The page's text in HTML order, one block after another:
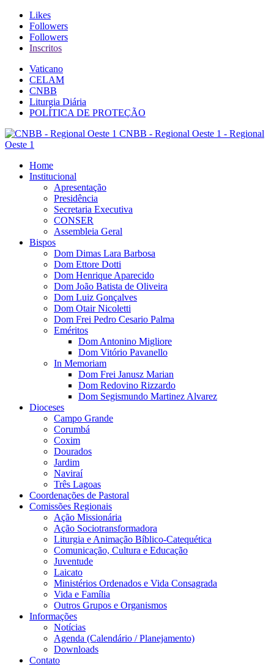
Likes
Followers
Followers
Inscritos
Vaticano
CELAM
CNBB
Liturgia Diária
POLÍTICA DE PROTEÇÃO
CNBB - Regional Oeste 1 - Regional
Oeste 1
Home
Institucional
Apresentação
Presidência
Secretaria Executiva
CONSER
Assembleia Geral
Bispos
Dom Dimas Lara Barbosa
Dom Ettore Dotti
Dom Henrique Aparecido
Dom João Batista de Oliveira
Dom Luiz Gonçalves
Dom Otair Nicoletti
Dom Frei Pedro Cesario Palma
Eméritos
Dom Antonino Migliore
Dom Vitório Pavanello
In Memoriam
Dom Frei Janusz Marian
Dom Redovino Rizzardo
Dom Segismundo Martinez Alvarez
Dioceses
Campo Grande
Corumbá
Coxim
Dourados
Jardim
Naviraí
Três Lagoas
Coordenações de Pastoral
Comissões Regionais
Ação Missionária
Ação Sociotransformadora
Liturgia e Animação Bíblico-Catequética
Comunicação, Cultura e Educação
Juventude
Laicato
Ministérios Ordenados e Vida Consagrada
Vida e Família
Outros Grupos e Organismos
Informações
Notícias
Agenda (Calendário / Planejamento)
Downloads
Contato